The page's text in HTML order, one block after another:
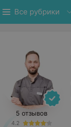
Все рубрики
5 отзывов
4.2